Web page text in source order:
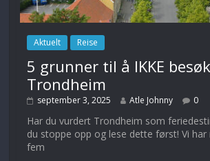
Aktuelt Reise
5 grunner til å IKKE
Trondheim
september 3, 2025 Atle Johnny 0
Har du vurdert Trondheim som
du stoppe opp og lese dette først! Vi
fem